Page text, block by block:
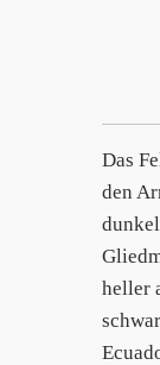
Das
den
heller